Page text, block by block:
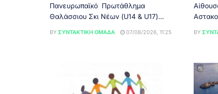
Πανευρωπαϊκό Πρωτάθλημα
Θαλάσσιου Σκι Νέων (U14 & U17)...
BY ΣΥΝΤΑΚΤΙΚΉ ΟΜΆΔΑ 07/08/2026, 11:25 BY